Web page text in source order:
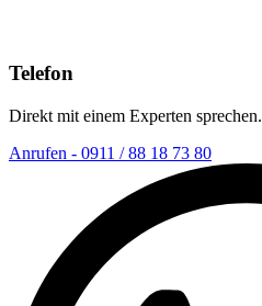
Telefon
Direkt mit einem Experten sprechen.
Anrufen - 0911 / 88 18 73 80